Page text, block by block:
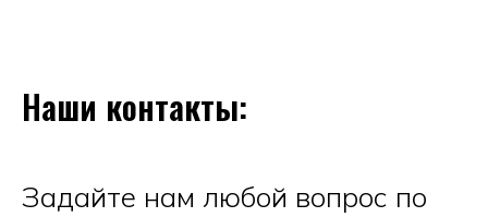
Наши контакты:
Задайте нам любой вопрос по